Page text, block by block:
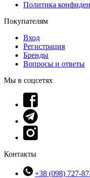
Политика
Покупателям
Вход
Регистрация
Бренды
Вопросы и ответы
Мы в соцсетях
Контакты
+38 (098) 727-